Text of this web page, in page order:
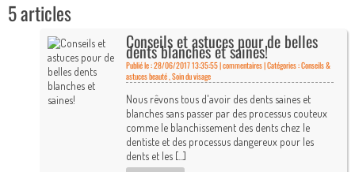
5 articles
Conseils et astuces pour de belles
dents blanches et saines!
Publié le : 28/06/2017 13:35:55 |commentaires | Catégories :Conseils &
astuces beauté,Soin du visage
Nous rêvons tous d'avoir des dents saines et
blanches sans passer par des processus couteux
comme le blanchissement des dents chez le
dentiste et des processus dangereux pour les
dents et les [...]